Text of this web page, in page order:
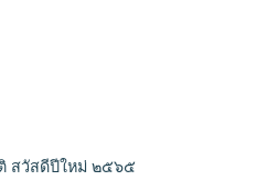
สวัสดีปีใหม่ ๒๕๖๕